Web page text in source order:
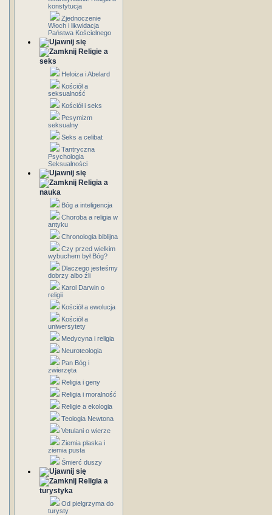
konstytucja
Zjednoczenie
Włoch i likwidacja
Państwa Kościelnego
Religie a
seks
Heloiza i Abelard
Kościół a
seksualność
Kościół i seks
Pesymizm
seksualny
Seks a celibat
Tantryczna
Psychologia
Seksualności
Religia a
nauka
Bóg a inteligencja
Choroba a religia w
antyku
Chronologia biblijna
Czy przed wielkim
wybuchem był Bóg?
Dlaczego jesteśmy
dobrzy albo źli
Karol Darwin o
religii
Kościół a ewolucja
Kościół a
uniwersytety
Medycyna i religia
Neuroteologia
Pan Bóg i
zwierzęta
Religia i geny
Religia i moralność
Religie a ekologia
Teologia Newtona
Vetulani o wierze
Ziemia płaska i
ziemia pusta
Śmierć duszy
Religia a
turystyka
Od pielgrzyma do
turysty